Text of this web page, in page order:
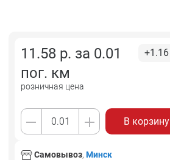
11.58 р. за 0.01
пог. км
розничная цена
+1.16
В корзину
Самовывоз, Минск